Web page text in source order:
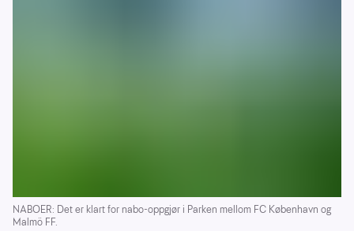
NABOER: Det er klart for nabo-oppgjør i Parken mellom FC København og
Malmö FF.